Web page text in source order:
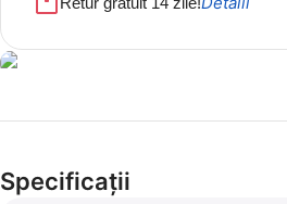
Cel mai mic preț!
56,86 LEI
Specificații